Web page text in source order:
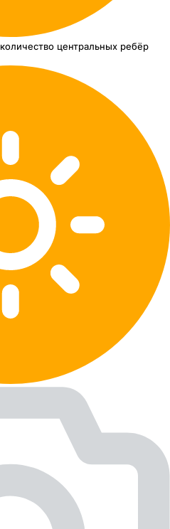
количество центральных ребёр